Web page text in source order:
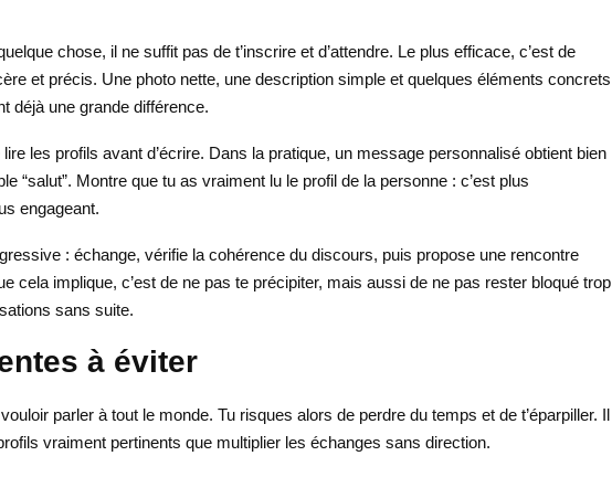
chose, il ne suffit pas de t’inscrire et d’attendre. Le plus efficace, c’est de
et précis. Une photo nette, une description simple et quelques éléments concrets
déjà une grande différence.
les profils avant d’écrire. Dans la pratique, un message personnalisé obtient bien
“salut”. Montre que tu as vraiment lu le profil de la personne : c’est plus
engageant.
: échange, vérifie la cohérence du discours, puis propose une rencontre
cela implique, c’est de ne pas te précipiter, mais aussi de ne pas rester bloqué trop
sans suite.
à éviter
parler à tout le monde. Tu risques alors de perdre du temps et de t’éparpiller. Il
vraiment pertinents que multiplier les échanges sans direction.